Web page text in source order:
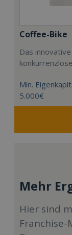
Coffee-Bike
Das
Min.
5.000€
Mehr
Hier sind